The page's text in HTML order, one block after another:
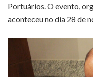
Portuários. O evento,
aconteceu no dia 28 de